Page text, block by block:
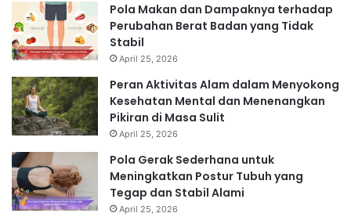
Pola Makan dan Dampaknya terhadap
Perubahan Berat Badan yang Tidak
Stabil
April 25, 2026
Peran Aktivitas Alam dalam Menyokong
Kesehatan Mental dan Menenangkan
Pikiran di Masa Sulit
April 25, 2026
Pola Gerak Sederhana untuk
Meningkatkan Postur Tubuh yang
Tegap dan Stabil Alami
April 25, 2026